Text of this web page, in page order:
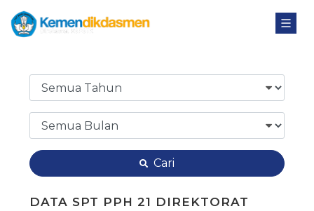
Cari
DATA SPT PPH 21 DIREKTORAT